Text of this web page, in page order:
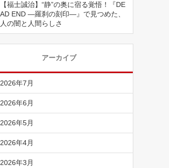
【福士誠治】“静”の奥に宿る覚悟！『DE
AD END ―羅刹の刻印―』で見つめた、
人の闇と人間らしさ
アーカイブ
2026年7月
2026年6月
2026年5月
2026年4月
2026年3月